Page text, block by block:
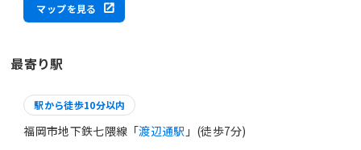
マップを見る
最寄り駅
駅から徒歩10分以内
福岡市地下鉄七隈線「渡辺通駅 」(徒歩7分)